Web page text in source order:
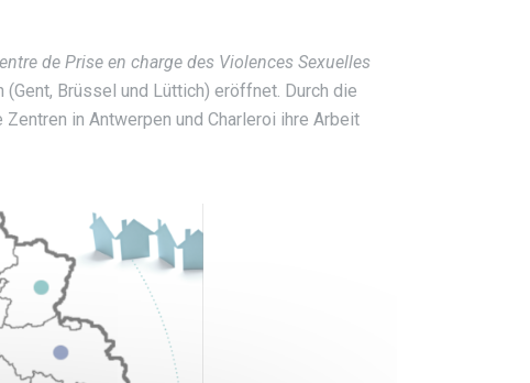
de Prise en charge des Violences Sexuelles
Brüssel und Lüttich) eröffnet. Durch die
in Antwerpen und Charleroi ihre Arbeit